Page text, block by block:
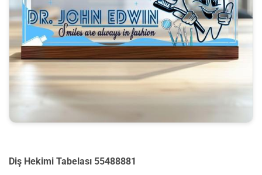
Diş Hekimi Tabelası 55488881